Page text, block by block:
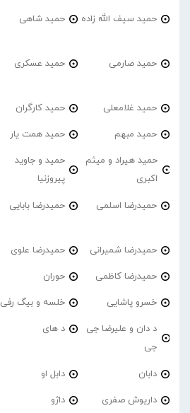
حمید سیف الله زاده حمید شاهی
حمید صارمی حمید عسکری
حمید غلامعلی حمید کارگران
حمید مبهم حمید همت یار
حمید هیراد و میثم
اکبری
حمید و جاوید
پیروزنیا
حمیدرضا اسلمی حمیدرضا بابایی
حمیدرضا شمیرانی حمیدرضا علوی
حمیدرضا کاظمی حوران
خسرو پاشایی خلسه و بیگ رفی
د دان و علیرضا جی
جی
د های
دابان دابل او
داریوش صفری داژو